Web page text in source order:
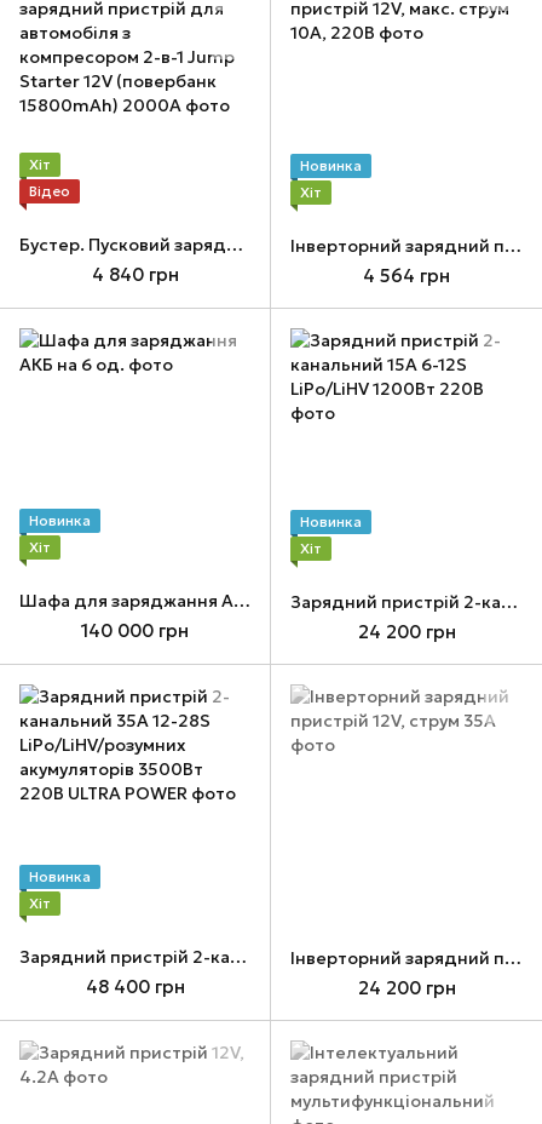
Хіт
Відео
Бустер. Пусковий зарядний пристрій для автомобіля з компресором 2-в-1 Jump Starter 12V (повербанк 15800mAh) 2000А
4 840 грн
Новинка
Хіт
Інверторний зарядний пристрій 12V, макс. струм 10A, 220В
4 564 грн
Новинка
Хіт
Шафа для заряджання АКБ на 6 од.
140 000 грн
Новинка
Хіт
Зарядний пристрій 2-канальний 15А 6-12S LiPo/LiHV 1200Вт 220В
24 200 грн
Новинка
Хіт
Зарядний пристрій 2-канальний 35А 12-28S LiPo/LiHV/розумних акумуляторів 3500Вт 220В ULTRA POWER
48 400 грн
Інверторний зарядний пристрій 12V, струм 35A
24 200 грн